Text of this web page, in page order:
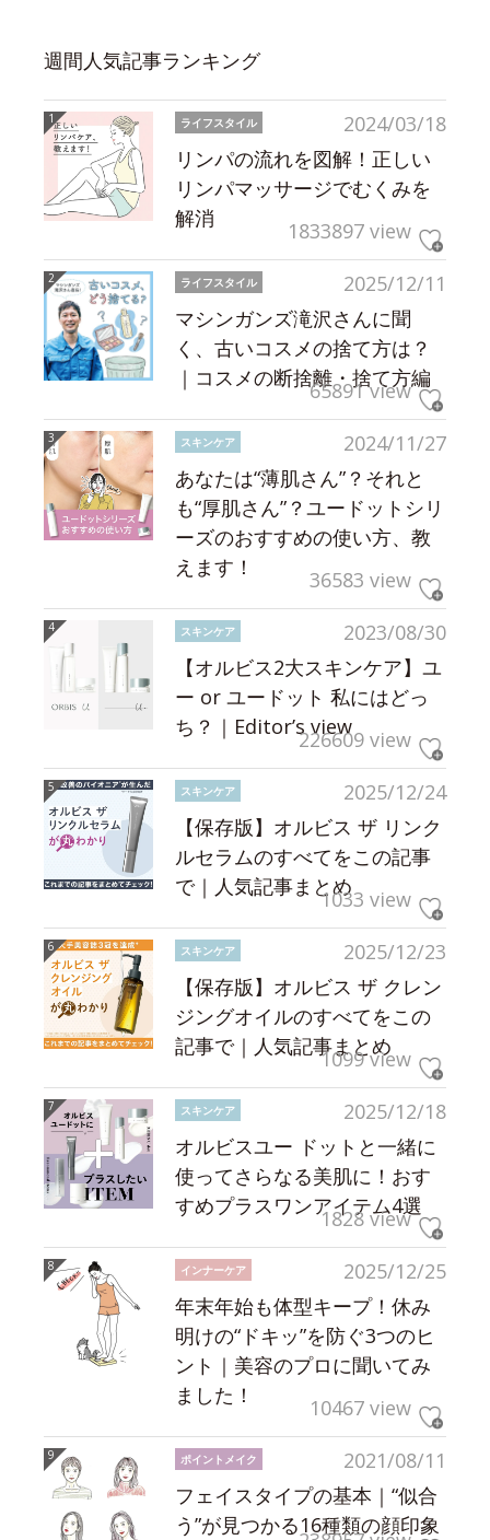
週間人気記事ランキング
2024/03/18
ライフスタイル
リンパの流れを図解！正しい
リンパマッサージでむくみを
解消
1833897 view
2025/12/11
ライフスタイル
マシンガンズ滝沢さんに聞
く、古いコスメの捨て方は？
｜コスメの断捨離・捨て方編
65891 view
2024/11/27
スキンケア
あなたは“薄肌さん”？それと
も“厚肌さん”？ユードットシリ
ーズのおすすめの使い方、教
えます！
36583 view
2023/08/30
スキンケア
【オルビス2大スキンケア】ユ
ー or ユードット 私にはどっ
ち？｜Editor’s view226609 view
2025/12/24
スキンケア
【保存版】オルビス ザ リンク
ルセラムのすべてをこの記事
で｜人気記事まとめ1033 view
2025/12/23
スキンケア
【保存版】オルビス ザ クレン
ジングオイルのすべてをこの
記事で｜人気記事まとめ
1099 view
2025/12/18
スキンケア
オルビスユー ドットと一緒に
使ってさらなる美肌に！おす
すめプラスワンアイテム4選
1828 view
2025/12/25
インナーケア
年末年始も体型キープ！休み
明けの“ドキッ”を防ぐ3つのヒ
ント｜美容のプロに聞いてみ
ました！
10467 view
2021/08/11
ポイントメイク
フェイスタイプの基本｜“似合
う”が見つかる16種類の顔印象